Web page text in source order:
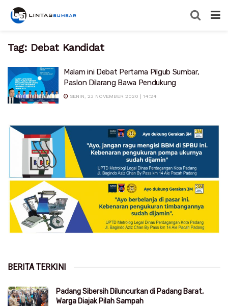
Tag: Debat Kandidat
Malam ini Debat Pertama Pilgub Sumbar,
Paslon Dilarang Bawa Pendukung
SENIN, 23 NOVEMBER 2020 | 14:24
BERITA TERKINI
Padang Sibersih Diluncurkan di Padang Barat,
Warga Diajak Pilah Sampah